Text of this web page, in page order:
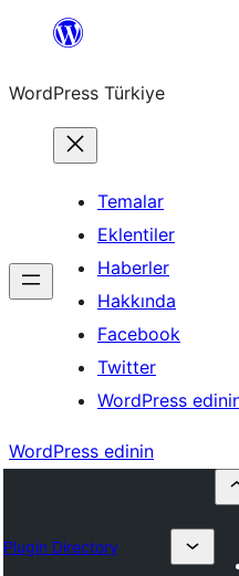
İçeriğe
WordPress Türkiye
Temalar
Eklentiler
Haberler
Hakkında
Facebook
Twitter
WordPress
WordPress edinin
Plugin Directory